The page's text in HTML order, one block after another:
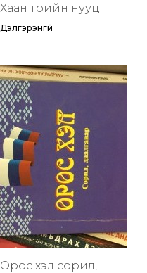
Хаан төрийн нууц
Дэлгэрэнгүй
Орос хэл сорил,